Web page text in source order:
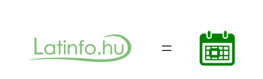
tartalomhoz